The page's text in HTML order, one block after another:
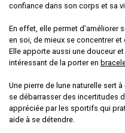
confiance dans son corps et sa
En effet, elle permet d’améliorer
en soi, de mieux se concentrer
Elle apporte aussi une douceur
intéressant de la porter en
Une pierre de lune naturelle sert
se débarrasser des incertitudes
appréciée par les sportifs qui
aide à se détendre.